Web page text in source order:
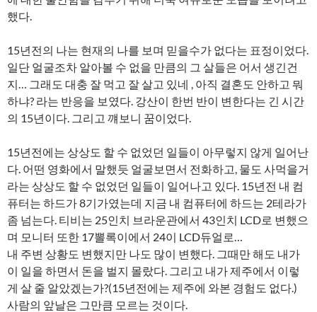
했다.
15년전의 나는 현재의 나를 보며 믿을수가 없다는 표정이었다.
일단 얼굴조차 알아볼 수 없을 만큼의 그 살들은 어서 생긴건
지… 그래도 대충 잘 먹고 잘 살고 있네 , 아직 결혼도 안하고 뭐
하냐? 라는 반응을 보였다. 강산이 한번 반이 변한다는 긴 시간
의 15년이다. 그리고 꺠보니 꿈이었다.
15년전에는 상상도 할 수 없었던 일들이 아무렇지 않게 일어난
다. 어떤 영화에서 말했듯 얼굴보면서 전화하고, 물도 사먹을거
라는 상상도 할 수 없었던 일들이 일어나고 있다. 15년전 내 컴
퓨터는 하드가 8기가였는데 지금 내 컴퓨터에 하드는 2테라가
좀 넘는다. 티비는 25인치 브라운관에서 43인치 LCD로 변했으
며 모니터 또한 17뽈록이에서 24이 LCD듀얼로…
내 주변 상황도 변했지만 나도 많이 변했다. 그때만 해도 내가
이 일을 하면서 돈을 벌지 몰랐다. 그리고 내가 제주에서 이렇
게 살 줄 알았겠는가?(15년전에는 제주에 와본 경험도 없다.)
사람의 앞날은 그만큼 모르는 것이다.